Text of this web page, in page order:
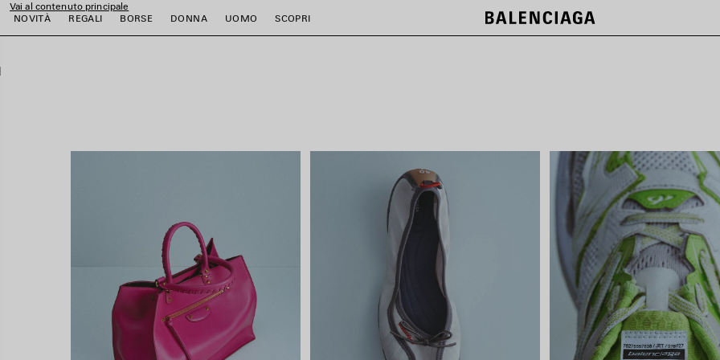
Vai al contenuto principale
NOVITÀ
REGALI BORSE DONNA UOMO SCOPRI
close the banner
SHOP NOW